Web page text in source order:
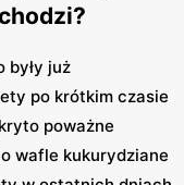
były już
po krótkim czasie
poważne
wafle kukurydziane